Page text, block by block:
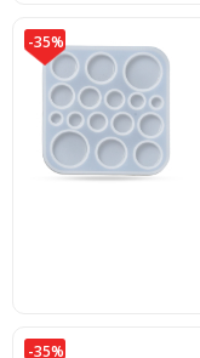
-35%
-35%